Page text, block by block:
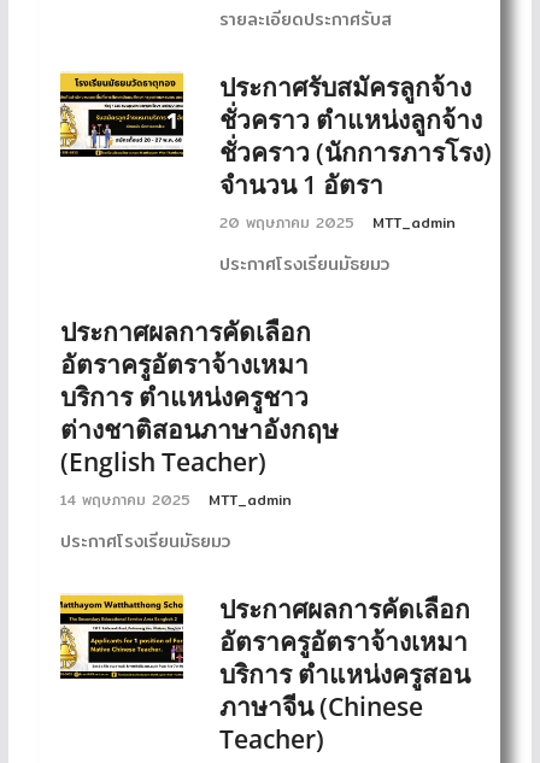
รายละเอียดประกาศรับส
ประกาศรับสมัครลูกจ้าง
ชั่วคราว ตำแหน่งลูกจ้าง
ชั่วคราว (นักการภารโรง)
จำนวน 1 อัตรา
20 พฤษภาคม 2025 MTT_admin
ประกาศโรงเรียนมัธยมว
ประกาศผลการคัดเลือก
อัตราครูอัตราจ้างเหมา
บริการ ตำแหน่งครูชาว
ต่างชาติสอนภาษาอังกฤษ
(English Teacher)
14 พฤษภาคม 2025 MTT_admin
ประกาศโรงเรียนมัธยมว
ประกาศผลการคัดเลือก
อัตราครูอัตราจ้างเหมา
บริการ ตำแหน่งครูสอน
ภาษาจีน (Chinese
Teacher)